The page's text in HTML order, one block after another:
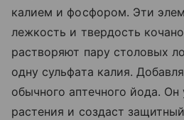
калием и фосфором. Эти
лежкость и твердость
растворяют пару столовых
одну сульфата калия.
обычного аптечного йода. Он
растения и создаст